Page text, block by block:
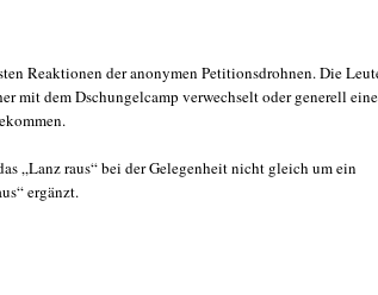
Reaktionen der anonymen Petitionsdrohnen. Die
mit dem Dschungelcamp verwechselt oder generell eine
„Lanz raus“ bei der Gelegenheit nicht gleich um ein
ergänzt.